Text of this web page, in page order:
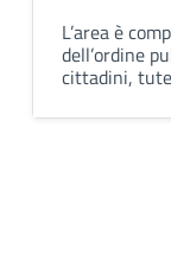
L’area è
dell’ordine
cittadini,
edilizia,